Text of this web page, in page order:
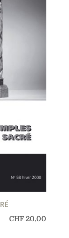
CHF20.00